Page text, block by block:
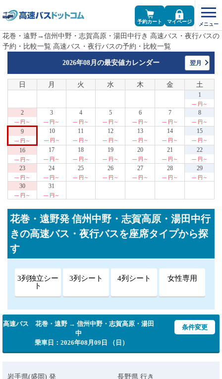
予約カート マイページ
花巻・遠野→信州中野・志賀高原・湯田中行き 高速バス・夜行バスの
予約・比較一覧 高速バス・夜行バスの予約・比較一覧
2026年08月の最安値カレンダー 翌月
日 月 火 水 木 金 土
1
--- 円～
2
--- 円～
3
--- 円～
4
--- 円～
5
--- 円～
6
--- 円～
7
--- 円～
8
--- 円～
9
--- 円～
10
--- 円～
11
--- 円～
12
--- 円～
13
--- 円～
14
--- 円～
15
--- 円～
16
--- 円～
17
--- 円～
18
--- 円～
19
--- 円～
20
--- 円～
21
--- 円～
22
--- 円～
23
--- 円～
24
--- 円～
25
--- 円～
26
--- 円～
27
--- 円～
28
--- 円～
29
--- 円～
30
--- 円～
31
--- 円～
花巻・遠野発 信州中野・志賀高原・湯田中行
きの高速バス・夜行バスを座席タイプから探
す
3列独立シー
ト
3列シート 4列シート 女性専用
高速バス 花巻・遠野 → 信州中野・志賀高原・湯田
中
乗車日：2026年08月09日 （日）
条件変更
岩手県(盛岡) 発 長野県 行き